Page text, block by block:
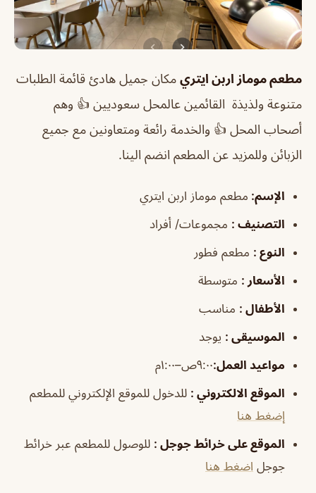
مطعم موماز اربن ايتري مكان جميل هادئ قائمة الطلبات
متنوعة ولذيذة القائمين عالمحل سعوديين 👍 وهم
أصحاب المحل 👍 والخدمة رائعة ومتعاونين مع جميع
الزبائن وللمزيد عن المطعم انضم الينا.
الإسم: مطعم موماز اربن ايتري
التصنيف : مجموعات/ أفراد
النوع : مطعم فطور
الأسعار : متوسطة
الأطفال : مناسب
الموسيقى : يوجد
مواعيد العمل:٩:٠٠ص–١:٠٠م
الموقع الالكتروني : للدخول للموقع الإلكتروني للمطعم
إضغط هنا
الموقع على خرائط جوجل : للوصول للمطعم عبر خرائط
جوجل اضغط هنا